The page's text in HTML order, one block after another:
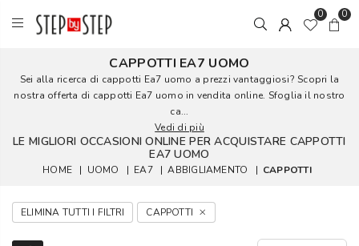
0 0
CAPPOTTI EA7 UOMO
Sei alla ricerca di cappotti Ea7 uomo a prezzi vantaggiosi? Scopri la
nostra offerta di cappotti Ea7 uomo in vendita online. Sfoglia il nostro
ca...
Vedi di più
LE MIGLIORI OCCASIONI ONLINE PER ACQUISTARE CAPPOTTI
EA7 UOMO
HOME | UOMO | EA7 | ABBIGLIAMENTO | CAPPOTTI
ELIMINA TUTTI I FILTRI CAPPOTTI